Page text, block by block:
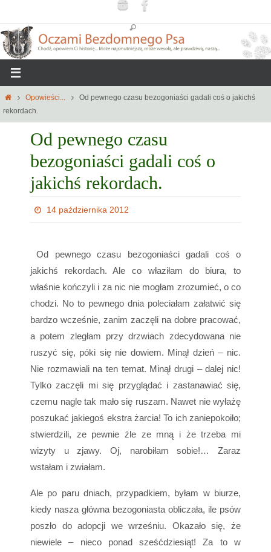
treści
HomeOpowieści...
Od pewnego czasu bezogoniaści gadali coś o jakichś
rekordach.
Od pewnego czasu
bezogoniaści gadali coś o
jakichś rekordach.
14 października 2012
Od pewnego czasu bezogoniaści gadali coś o
jakichś rekordach. Ale co właziłam do biura, to
właśnie kończyli i za nic nie mogłam zrozumieć, o co
chodzi. No to pewnego dnia poleciałam załatwić się
bardzo wcześnie, zanim zaczęli na dobre pracować,
a potem zległam przy drzwiach zdecydowana nie
ruszyć się, póki się nie dowiem. Minął dzień – nic.
Nie rozmawiali na ten temat. Minął drugi – dalej nic!
Tylko zaczęli mi się przyglądać i zastanawiać się,
czemu nagle tak mało się ruszam. Nawet nie wyłażę
poszukać jakiegoś ekstra żarcia! To ich zaniepokoiło;
stwierdzili, ze pewnie źle ze mną i że trzeba mi
wizyty u zjawy. Oj, narobiłam sobie!… Zaraz
wstałam i zwiałam.
Ale po paru dniach, przypadkiem, byłam w biurze,
kiedy nasza główna bezogoniasta obliczała, ile psów
poszło do adopcji we wrześniu. Okazało się, że
niewiele – nieco ponad sześćdziesiąt! Za to w